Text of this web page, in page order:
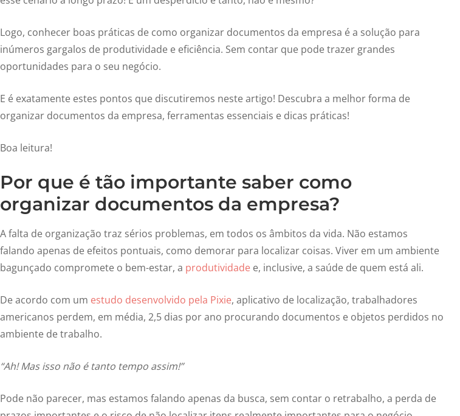
Logo, conhecer boas práticas de como organizar documentos da empresa é a solução para
inúmeros gargalos de produtividade e eficiência. Sem contar que pode trazer grandes
oportunidades para o seu negócio.
E é exatamente estes pontos que discutiremos neste artigo! Descubra a melhor forma de
organizar documentos da empresa, ferramentas essenciais e dicas práticas!
Boa leitura!
Por que é tão importante saber como
organizar documentos da empresa?
A falta de organização traz sérios problemas, em todos os âmbitos da vida. Não estamos
falando apenas de efeitos pontuais, como demorar para localizar coisas. Viver em um ambiente
bagunçado compromete o bem-estar, a produtividade e, inclusive, a saúde de quem está ali.
De acordo com um estudo desenvolvido pela Pixie, aplicativo de localização, trabalhadores
americanos perdem, em média, 2,5 dias por ano procurando documentos e objetos perdidos no
ambiente de trabalho.
“Ah! Mas isso não é tanto tempo assim!”
Pode não parecer, mas estamos falando apenas da busca, sem contar o retrabalho, a perda de